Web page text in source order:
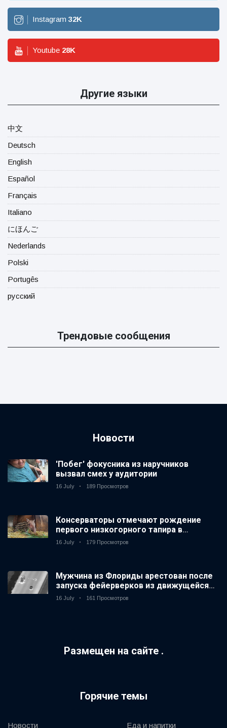
Instagram 32K
Youtube 28K
Другие языки
中文
Deutsch
English
Español
Français
Italiano
にほんご
Nederlands
Polski
Portugês
русский
Трендовые сообщения
Новости
'Побег' фокусника из наручников
вызвал смех у аудитории
16 July 189 Просмотров
Консерваторы отмечают рождение
первого низкогорного тапира в
зоопарке Великобритании за 14 лет
16 July 179 Просмотров
Мужчина из Флориды арестован после
запуска фейерверков из движущейся
машины
16 July 161 Просмотров
Размещен на сайте .
Горячие темы
Новости Еда и напитки